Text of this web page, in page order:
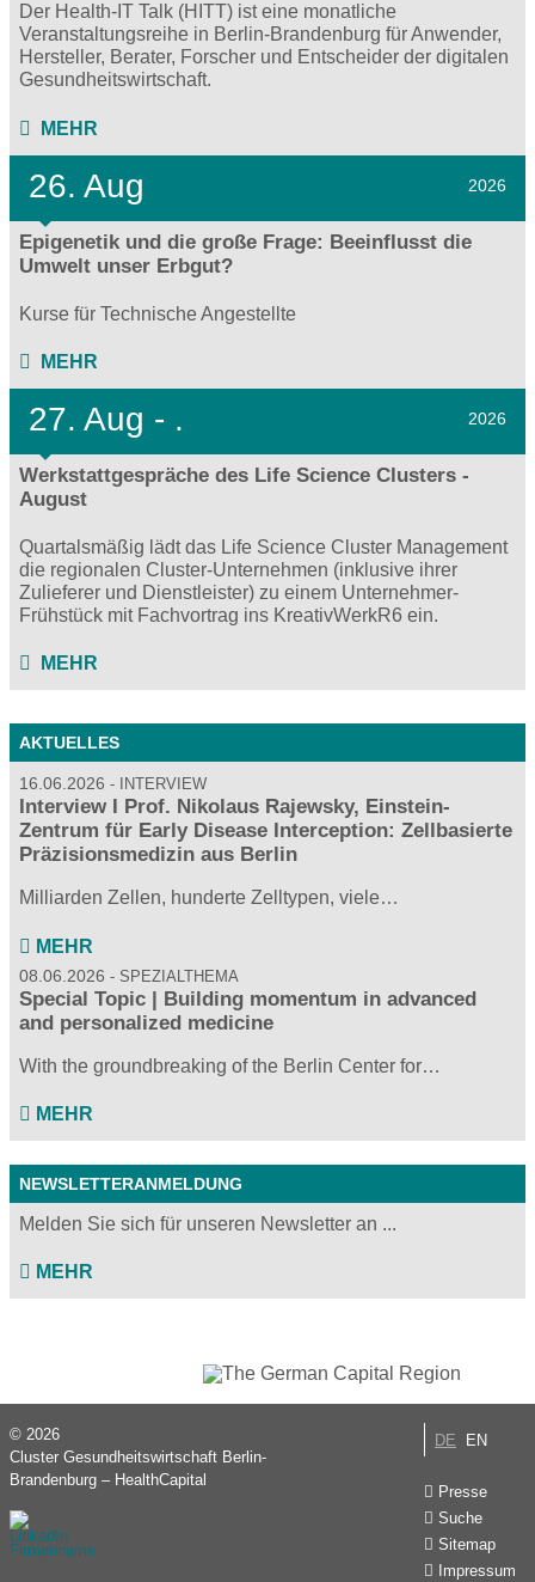
Der Health-IT Talk (HITT) ist eine monatliche
Veranstaltungsreihe in Berlin-Brandenburg für Anwender,
Hersteller, Berater, Forscher und Entscheider der digitalen
Gesundheitswirtschaft.
MEHR
26. Aug 2026
Epigenetik und die große Frage: Beeinflusst die
Umwelt unser Erbgut?
Kurse für Technische Angestellte
MEHR
27. Aug - . 2026
Werkstattgespräche des Life Science Clusters -
August
Quartalsmäßig lädt das Life Science Cluster Management
die regionalen Cluster-Unternehmen (inklusive ihrer
Zulieferer und Dienstleister) zu einem Unternehmer-
Frühstück mit Fachvortrag ins KreativWerkR6 ein.
MEHR
AKTUELLES
16.06.2026 INTERVIEW
Interview I Prof. Nikolaus Rajewsky, Einstein-
Zentrum für Early Disease Interception: Zellbasierte
Präzisionsmedizin aus Berlin
Milliarden Zellen, hunderte Zelltypen, viele…
MEHR
08.06.2026 SPEZIALTHEMA
Special Topic | Building momentum in advanced
and personalized medicine
With the groundbreaking of the Berlin Center for…
MEHR
NEWSLETTERANMELDUNG
Melden Sie sich für unseren Newsletter an ...
MEHR
DE EN
Presse
Suche
Sitemap
Impressum
© 2026
Cluster Gesundheitswirtschaft Berlin-
Brandenburg – HealthCapital